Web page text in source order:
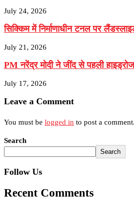
July 24, 2026
सिक्किम में निर्माणाधीन टनल पर
July 21, 2026
PM नरेंद्र मोदी ने जींद से पहली
July 17, 2026
Leave a Comment
You must be logged in to post a comment.
Search
Search
Follow Us
Recent Comments